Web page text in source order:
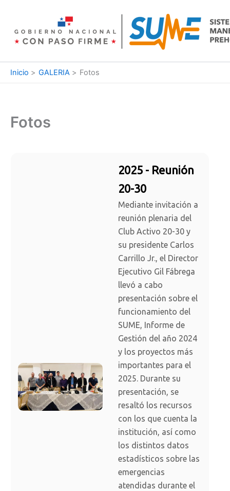
contenido
Inicio GALERIA Fotos
Fotos
2025 - Reunión
20-30
Mediante invitación a
reunión plenaria del
Club Activo 20-30 y
su presidente Carlos
Carrillo Jr., el Director
Ejecutivo Gil Fábrega
llevó a cabo
presentación sobre el
funcionamiento del
SUME, Informe de
Gestión del año 2024
y los proyectos más
importantes para el
2025. Durante su
presentación, se
resaltó los recursos
con los que cuenta la
institución, así como
los distintos datos
estadísticos sobre las
emergencias
atendidas durante el